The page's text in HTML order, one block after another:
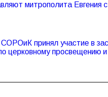
митрополита Евгения
принял участие в
церковному просвещению